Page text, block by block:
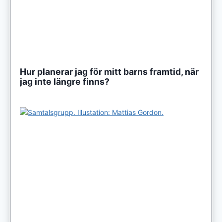
Hur planerar jag för mitt barns framtid, när
jag inte längre finns?